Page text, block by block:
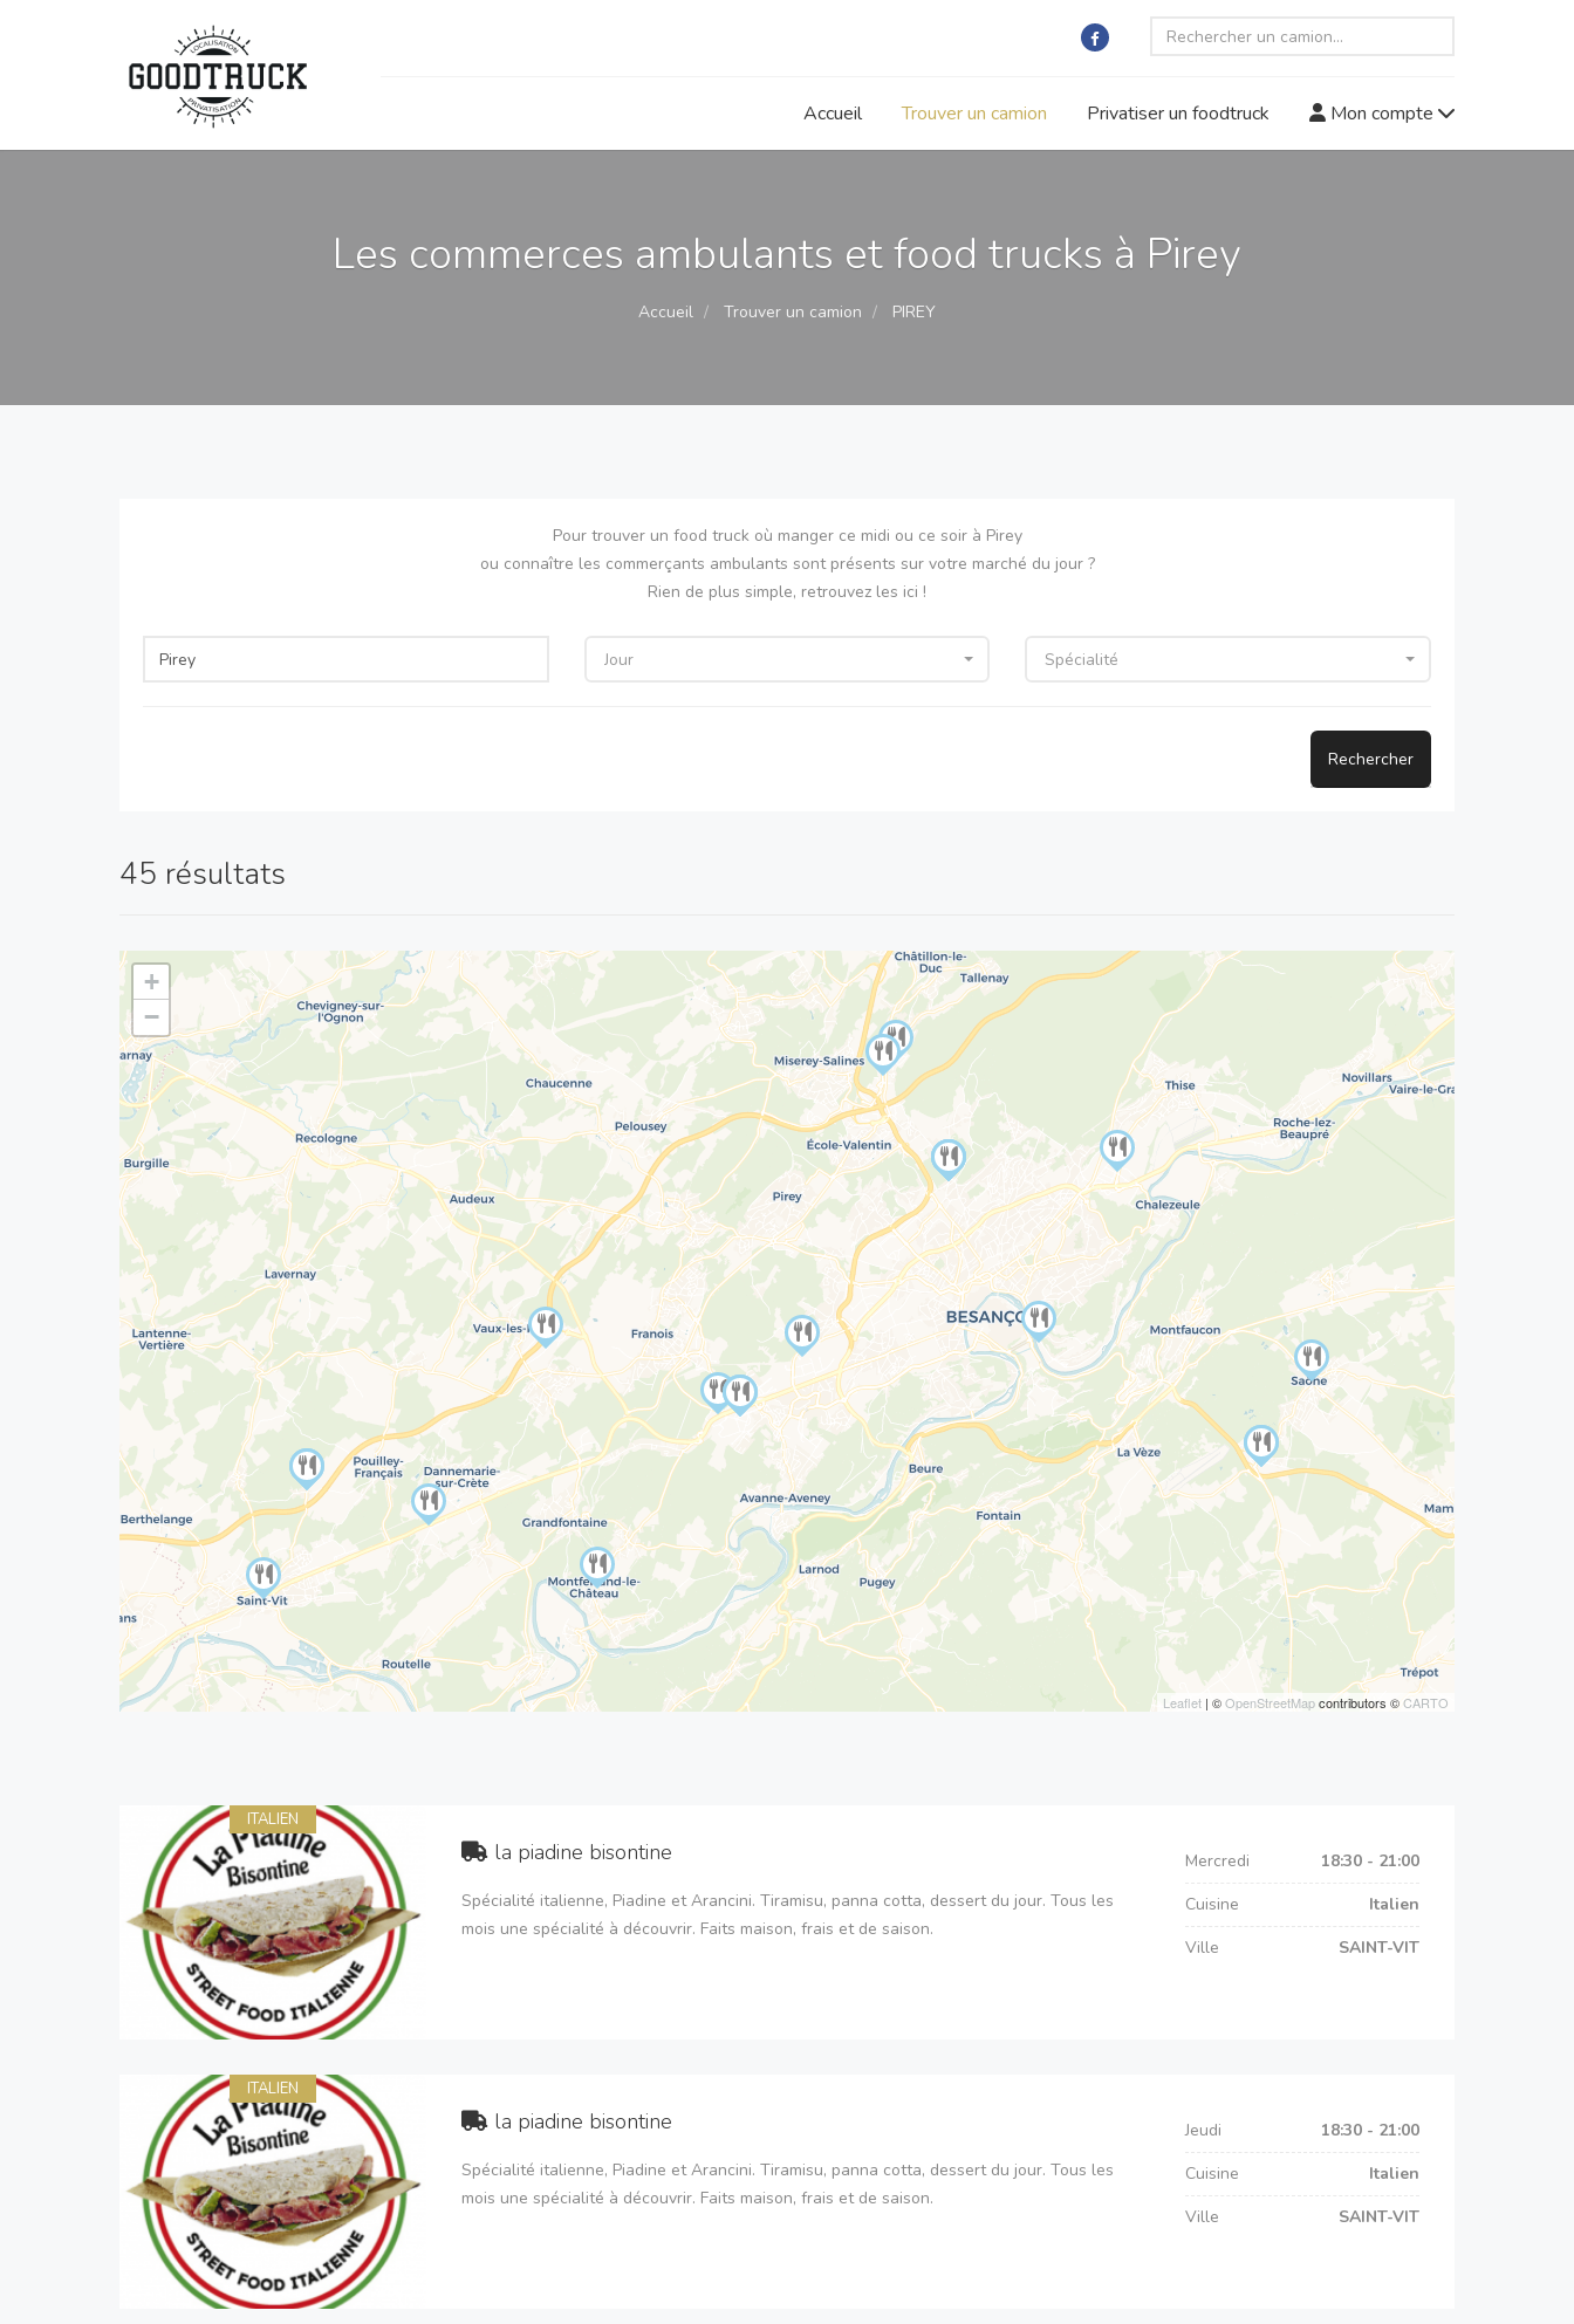
Accueil Trouver un camion Privatiser un foodtruck Mon compte
Les commerces ambulants et food trucks à Pirey
Accueil Trouver un camion PIREY
Pour trouver un food truck où manger ce midi ou ce soir à Pirey
ou connaître les commerçants ambulants sont présents sur votre marché du jour ?
Rien de plus simple, retrouvez les ici !
Jour Spécialité
Rechercher
45 résultats
+
−
Leaflet | ©OpenStreetMapcontributors ©CARTO
ITALIEN
la piadine bisontine
Spécialité italienne, Piadine et Arancini. Tiramisu, panna cotta, dessert du jour. Tous les
mois une spécialité à découvrir. Faits maison, frais et de saison.
Mercredi
18:30 - 21:00
Cuisine
Italien
Ville
SAINT-VIT
ITALIEN
la piadine bisontine
Spécialité italienne, Piadine et Arancini. Tiramisu, panna cotta, dessert du jour. Tous les
mois une spécialité à découvrir. Faits maison, frais et de saison.
Jeudi
18:30 - 21:00
Cuisine
Italien
Ville
SAINT-VIT